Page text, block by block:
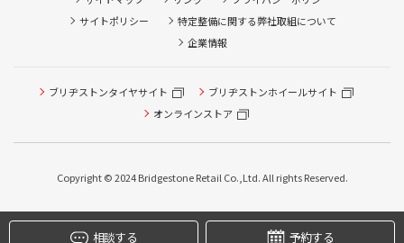
サイトポリシー
特定整備に関する弊社取組について
企業情報
ブリヂストンタイヤサイト
ブリヂストンホイールサイト
オンラインストア
Copyright © 2024 Bridgestone Retail Co.,Ltd. All rights Reserved.
相談する 予約する
タイヤ点検・安全点検/タイヤ履き替え/オイル交換/その他
ピット作業の予約
本日のタイヤ履き替え順番待ち予約 ※クローク契約会員の